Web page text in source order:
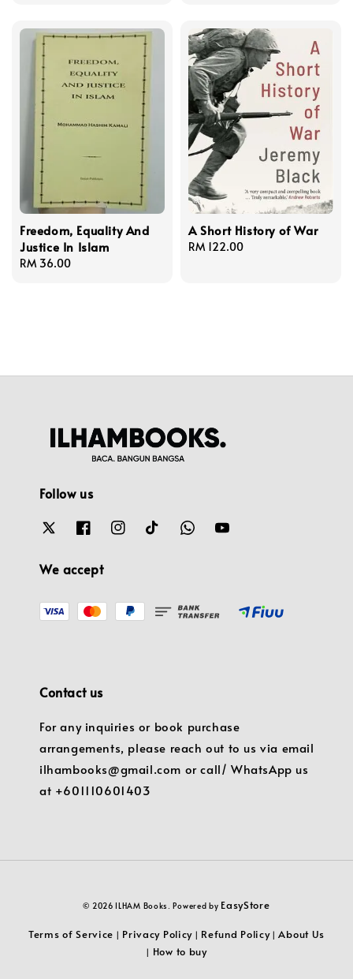
Freedom, Equality And
Justice In Islam
Regular
RM 36.00
A Short History of War
Regular
RM 122.00
Follow us
We accept
Contact us
For any inquiries or book purchase
arrangements, please reach out to us via email
ilhambooks@gmail.com or call/ WhatsApp us
at +601110601403
© 2026 ILHAM Books. Powered by EasyStore
Terms of Service | Privacy Policy | Refund Policy|About Us
| How to buy